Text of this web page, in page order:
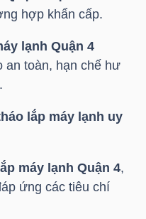
hợp khẩn cấp.
lạnh Quận 4
an toàn, hạn chế hư
lắp máy lạnh uy
máy lạnh Quận 4,
ứng các tiêu chí